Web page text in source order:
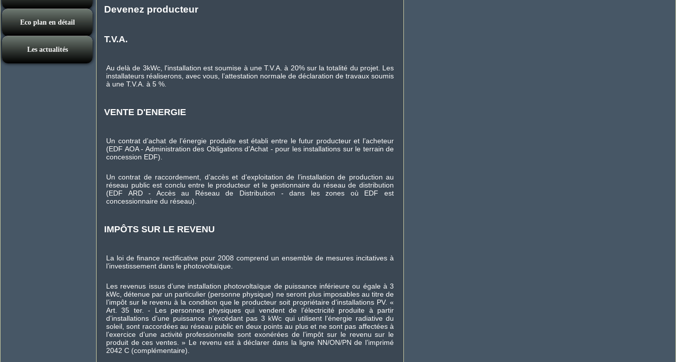
Eco plan en détail
Les actualités
Devenez producteur
T.V.A.
Au delà de 3kWc, l'installation est soumise à une T.V.A. à 20% sur la totalité du projet. Les
installateurs réaliserons, avec vous, l’attestation normale de déclaration de travaux soumis
à une T.V.A. à 5 %.
VENTE D'ENERGIE
Un contrat d’achat de l’énergie produite est établi entre le futur producteur et l’acheteur
(EDF AOA - Administration des Obligations d’Achat - pour les installations sur le terrain de
concession EDF).
Un contrat de raccordement, d’accès et d’exploitation de l’installation de production au
réseau public est conclu entre le producteur et le gestionnaire du réseau de distribution
(EDF ARD - Accès au Réseau de Distribution - dans les zones où EDF est
concessionnaire du réseau).
IMPÔTS SUR LE REVENU
La loi de finance rectificative pour 2008 comprend un ensemble de mesures incitatives à
l’investissement dans le photovoltaïque.
Les revenus issus d’une installation photovoltaïque de puissance inférieure ou égale à 3
kWc, détenue par un particulier (personne physique) ne seront plus imposables au titre de
l’impôt sur le revenu à la condition que le producteur soit propriétaire d’installations PV. «
Art. 35 ter. - Les personnes physiques qui vendent de l’électricité produite à partir
d’installations d’une puissance n’excédant pas 3 kWc qui utilisent l’énergie radiative du
soleil, sont raccordées au réseau public en deux points au plus et ne sont pas affectées à
l’exercice d’une activité professionnelle sont exonérées de l’impôt sur le revenu sur le
produit de ces ventes. » Le revenu est à déclarer dans la ligne NN/ON/PN de l’imprimé
2042 C (complémentaire).